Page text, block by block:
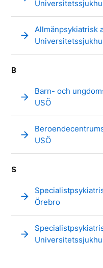
arrow_forward
Allmänpsykiatrisk
B
arrow_forward
Barn- och
USÖ
arrow_forward
USÖ
S
arrow_forward
Örebro
arrow_forward